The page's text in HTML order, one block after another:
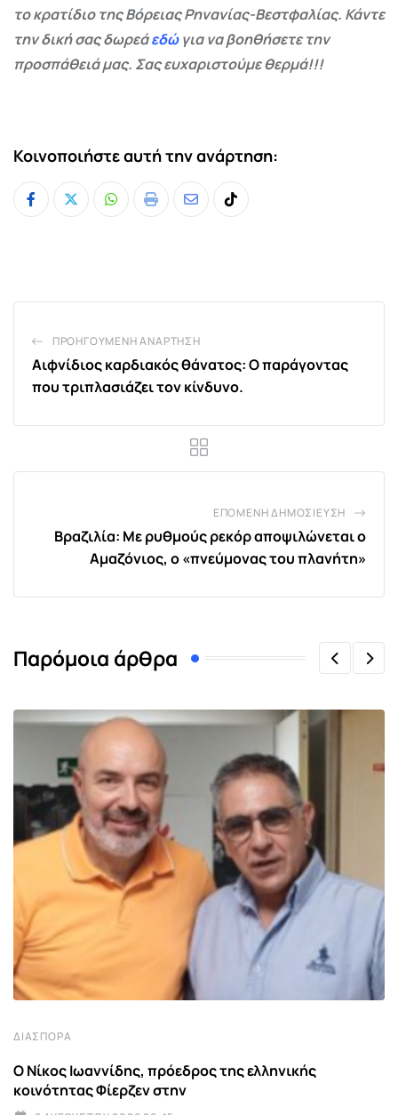
το κρατίδιο της Βόρειας Ρηνανίας-Βεστφαλίας. Κάντε
την δική σας δωρεάεδώγια να βοηθήσετε την
προσπάθειά μας. Σας ευχαριστούμε θερμά!!!
Κοινοποιήστε αυτή την ανάρτηση:
Whatsapp
Print
ShareTiktok
ΠΡΟΗΓΟΎΜΕΝΗ ΑΝΆΡΤΗΣΗ
Αιφνίδιος καρδιακός θάνατος: Ο παράγοντας
που τριπλασιάζει τον κίνδυνο.
ΕΠΌΜΕΝΗ ΔΗΜΟΣΊΕΥΣΗ
Βραζιλία: Με ρυθμούς ρεκόρ αποψιλώνεται ο
Αμαζόνιος, ο «πνεύμονας του πλανήτη»
Παρόμοια άρθρα
ΔΙΑΣΠΟΡΆ
Ο Νίκος Ιωαννίδης, πρόεδρος της ελληνικής
κοινότητας Φίερζεν στην